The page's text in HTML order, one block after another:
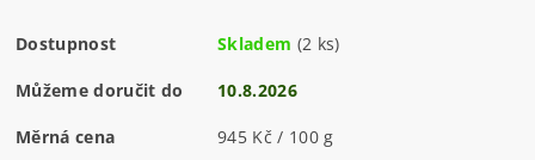
Dostupnost Skladem (2 ks)
Můžeme doručit do 10.8.2026
Měrná cena 945 Kč / 100 g